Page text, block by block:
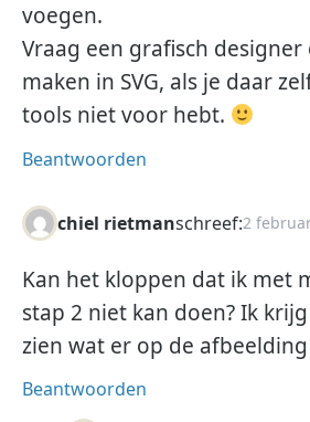
voegen.
Vraag een grafisch
maken in SVG, als je daar
tools niet voor hebt.
Beantwoorden
chiel rietmanschreef:2
Kan het kloppen dat ik met
stap 2 niet kan doen? Ik
zien wat er op de
Beantwoorden